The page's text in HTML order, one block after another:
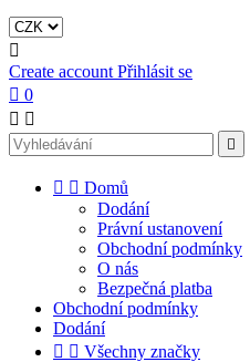

Create account Přihlásit se
 0
 

  Domů
Dodání
Právní ustanovení
Obchodní podmínky
O nás
Bezpečná platba
Obchodní podmínky
Dodání
  Všechny značky